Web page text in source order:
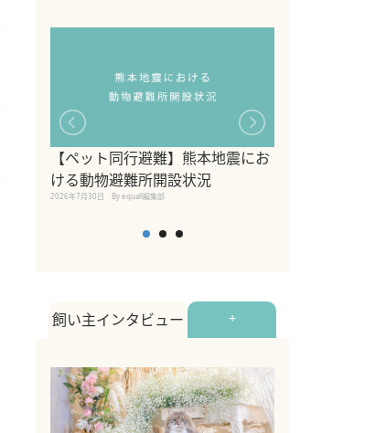
【ペット同行避難】熊本地震にお
ける動物避難所開設状況
2026年7月30日 By equall編集部
飼い主インタビュー +